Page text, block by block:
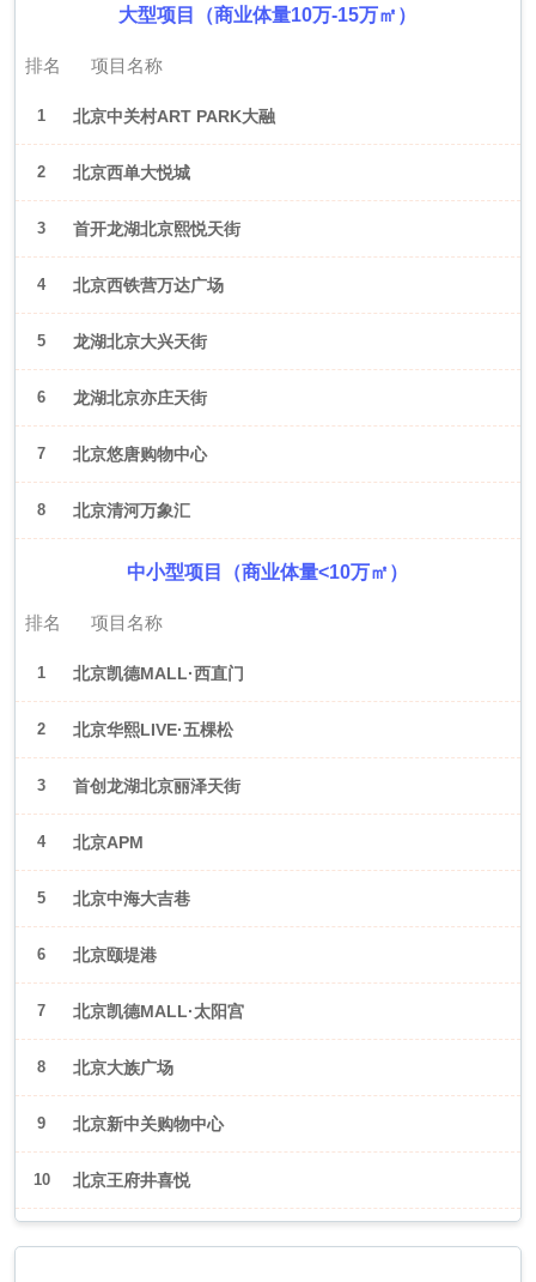
大型项目（商业体量10万-15万㎡）
排名 项目名称
1 北京中关村ART PARK大融
城
2 北京西单大悦城
3 首开龙湖北京熙悦天街
4 北京西铁营万达广场
5 龙湖北京大兴天街
6 龙湖北京亦庄天街
7 北京悠唐购物中心
8 北京清河万象汇
中小型项目（商业体量<10万㎡）
排名 项目名称
1 北京凯德MALL·西直门
2 北京华熙LIVE·五棵松
3 首创龙湖北京丽泽天街
4 北京APM
5 北京中海大吉巷
6 北京颐堤港
7 北京凯德MALL·太阳宫
8 北京大族广场
9 北京新中关购物中心
10 北京王府井喜悦